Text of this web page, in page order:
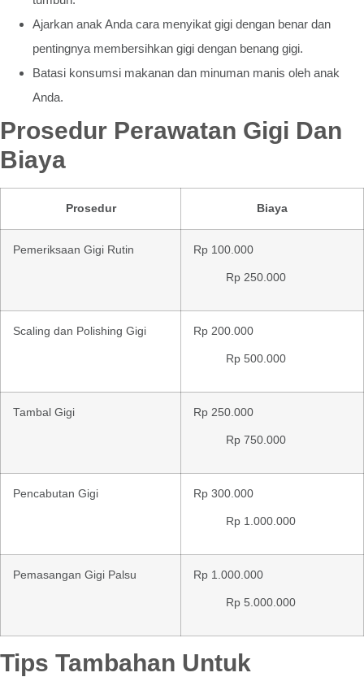
Ajarkan anak Anda cara menyikat gigi dengan benar dan
pentingnya membersihkan gigi dengan benang gigi.
Batasi konsumsi makanan dan minuman manis oleh anak
Anda.
Prosedur Perawatan Gigi Dan
Biaya
Prosedur Biaya
Pemeriksaan Gigi Rutin Rp 100.000
Rp 250.000
Scaling dan Polishing Gigi Rp 200.000
Rp 500.000
Tambal Gigi Rp 250.000
Rp 750.000
Pencabutan Gigi Rp 300.000
Rp 1.000.000
Pemasangan Gigi Palsu Rp 1.000.000
Rp 5.000.000
Tips Tambahan Untuk